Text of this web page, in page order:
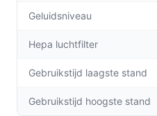
opgevangen, wat
De Bosch Unlimited 10 is
Geluidsniveau
Hepa luchtfilter
Gebruikstijd laagste stand
Gebruikstijd hoogste stand